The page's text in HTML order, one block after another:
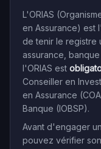
L'ORIAS
en Assurance) est
de tenir le registre
assurance,
l'ORIAS est
Conseiller en
en Assurance
Banque (IOBSP).
Avant d'engager
pouvez vérifier